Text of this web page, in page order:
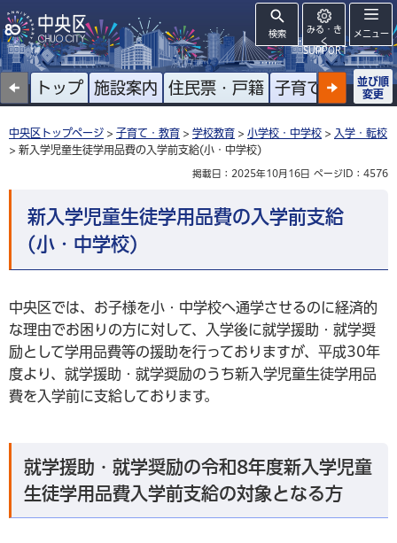
検索
みる・き
く
SUPPORT
メニュー
トップ 施設案内 住民票・戸籍 子育て 高齢者
並び順
変更
中央区トップページ > 子育て・教育 > 学校教育 > 小学校・中学校 > 入学・転校
> 新入学児童生徒学用品費の入学前支給(小・中学校)
掲載日：2025年10月16日 ページID：4576
新入学児童生徒学用品費の入学前支給
(小・中学校)
中央区では、お子様を小・中学校へ通学させるのに経済的
な理由でお困りの方に対して、入学後に就学援助・就学奨
励として学用品費等の援助を行っておりますが、平成30年
度より、就学援助・就学奨励のうち新入学児童生徒学用品
費を入学前に支給しております。
就学援助・就学奨励の令和8年度新入学児童
生徒学用品費入学前支給の対象となる方